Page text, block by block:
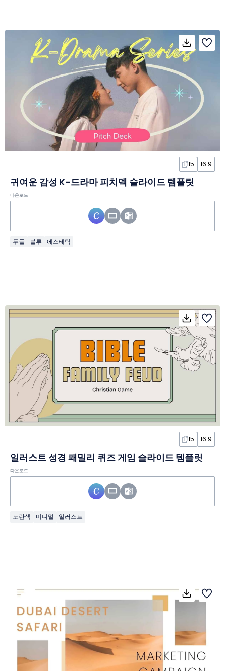
15 16:9
귀여운 감성 K-드라마 피치덱 슬라이드 템플릿
다운로드
두들 블루 에스테틱
15 16:9
일러스트 성경 패밀리 퀴즈 게임 슬라이드 템플릿
다운로드
노란색 미니멀 일러스트